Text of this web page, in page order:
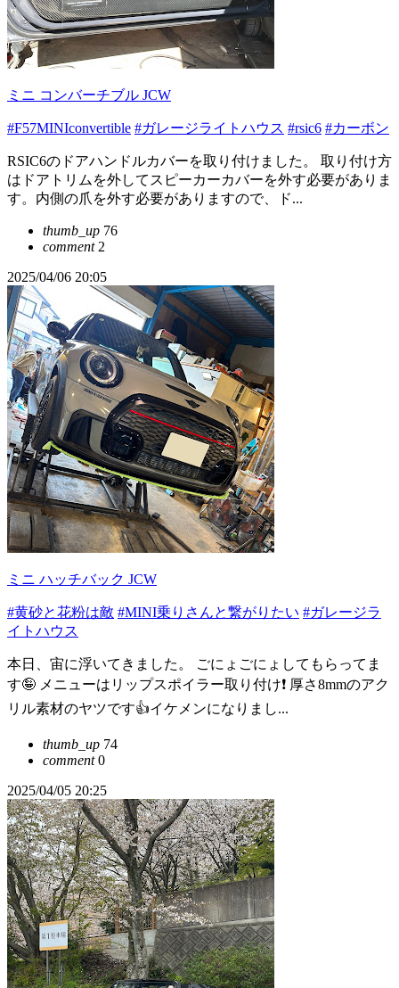
ミニ コンバーチブル JCW
#F57MINIconvertible #ガレージライトハウス #rsic6 #カーボン
RSIC6のドアハンドルカバーを取り付けました。 取り付け方
はドアトリムを外してスピーカーカバーを外す必要がありま
す。内側の爪を外す必要がありますので、ド...
thumb_up 76
comment2
2025/04/06 20:05
ミニ ハッチバック JCW
#黄砂と花粉は敵 #MINI乗りさんと繋がりたい #ガレージラ
イトハウス
本日、宙に浮いてきました。 ごにょごにょしてもらってま
す🤪 メニューはリップスポイラー取り付け❗️ 厚さ8mmのアク
リル素材のヤツです👍イケメンになりまし...
thumb_up 74
comment0
2025/04/05 20:25